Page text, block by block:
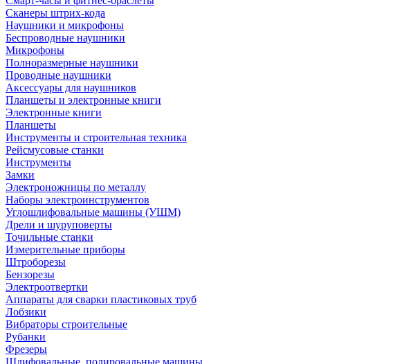
Сканеры штрих-кода
Наушники и микрофоны
Беспроводные наушники
Микрофоны
Полноразмерные наушники
Проводные наушники
Аксессуары для наушников
Планшеты и электронные книги
Электронные книги
Планшеты
Инструменты и строительная техника
Рейсмусовые станки
Инструменты
Замки
Электроножницы по металлу
Наборы электроинструментов
Углошлифовальные машины (УШМ)
Дрели и шуруповерты
Точильные станки
Измерительные приборы
Штроборезы
Бензорезы
Электроотвертки
Аппараты для сварки пластиковых труб
Лобзики
Вибраторы строительные
Рубанки
Фрезеры
Шлифовальные, полировальные машины